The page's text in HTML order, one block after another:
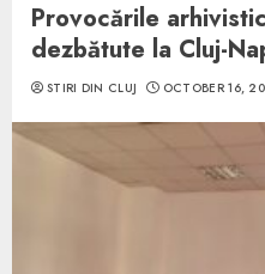
Provocările
dezbătute la Cluj-
STIRI DIN CLUJ OCTOBER 16,